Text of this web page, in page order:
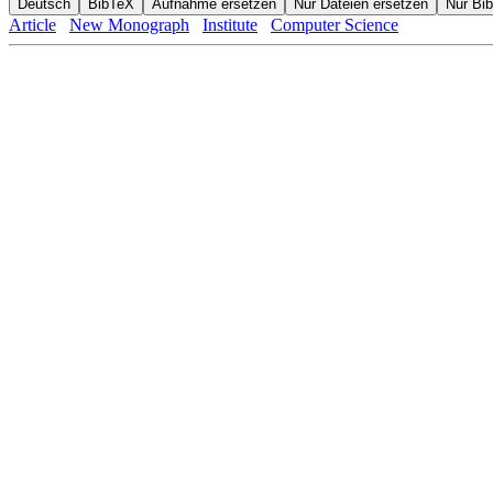
Article New Monograph Institute Computer Science